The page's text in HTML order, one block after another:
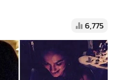
6,775